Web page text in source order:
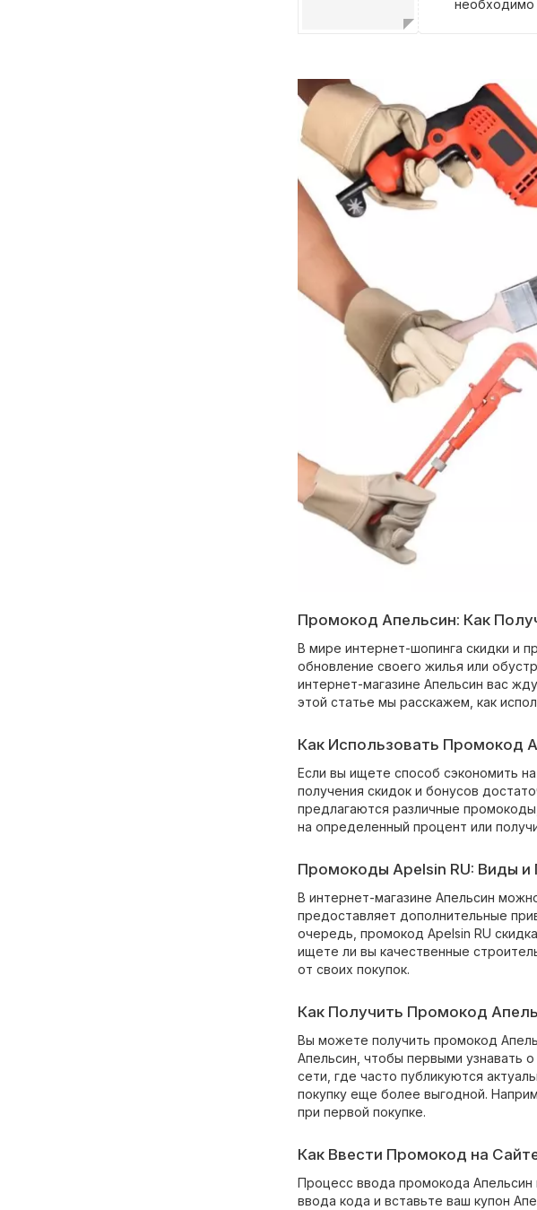
необходимо
Промокод Апельсин: Как
В мире интернет-шопинга скидки и
обновление своего жилья или
интернет-магазине Апельсин вас
этой статье мы расскажем, как
Как Использовать Промокод
Если вы ищете способ сэкономить
получения скидок и бонусов
предлагаются различные
на определенный процент или
Промокоды Apelsin RU: Виды
В интернет-магазине Апельсин
предоставляет дополнительные
очередь, промокод Apelsin RU
ищете ли вы качественные
от своих покупок.
Как Получить Промокод
Вы можете получить промокод
Апельсин, чтобы первыми узнавать
сети, где часто публикуются
покупку еще более выгодной.
при первой покупке.
Как Ввести Промокод на
Процесс ввода промокода Апельсин
ввода кода и вставьте ваш купон